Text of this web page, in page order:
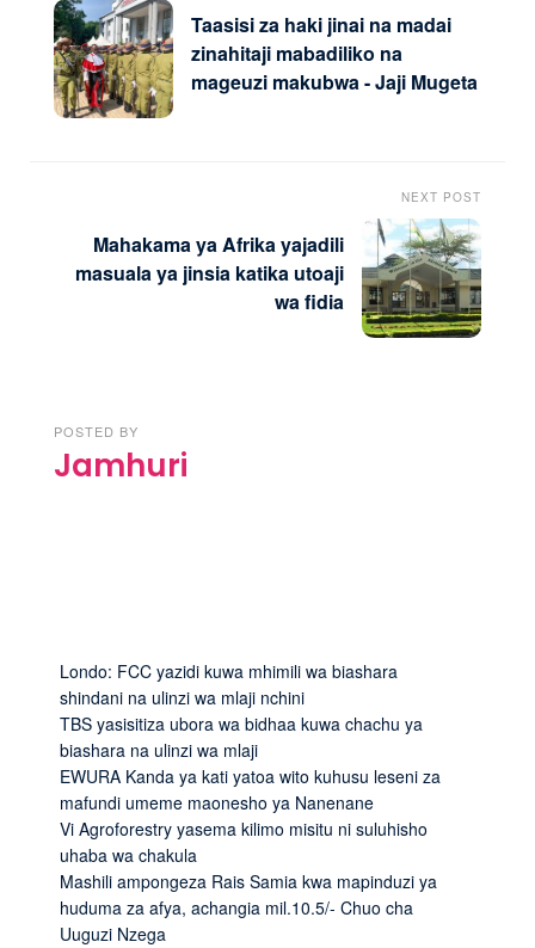
Taasisi za haki jinai na madai
zinahitaji mabadiliko na
mageuzi makubwa - Jaji Mugeta
NEXT POST
Mahakama ya Afrika yajadili
masuala ya jinsia katika utoaji
wa fidia
POSTED BY
Jamhuri
Londo: FCC yazidi kuwa mhimili wa biashara
shindani na ulinzi wa mlaji nchini
TBS yasisitiza ubora wa bidhaa kuwa chachu ya
biashara na ulinzi wa mlaji
EWURA Kanda ya kati yatoa wito kuhusu leseni za
mafundi umeme maonesho ya Nanenane
Vi Agroforestry yasema kilimo misitu ni suluhisho
uhaba wa chakula
Mashili ampongeza Rais Samia kwa mapinduzi ya
huduma za afya, achangia mil.10.5/- Chuo cha
Uuguzi Nzega